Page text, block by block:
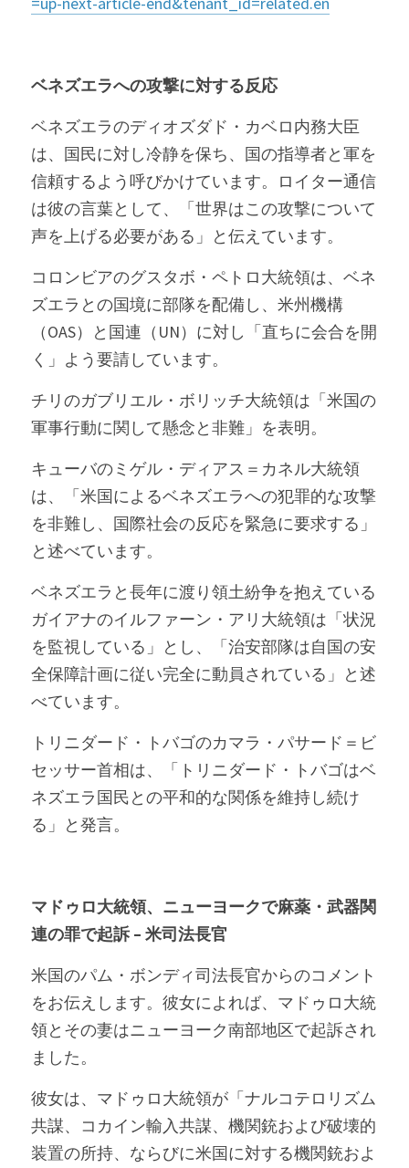
ベネズエラへの攻撃に対する反応
ベネズエラのディオズダド・カベロ内務大臣
は、国民に対し冷静を保ち、国の指導者と軍を
信頼するよう呼びかけています。ロイター通信
は彼の言葉として、「世界はこの攻撃について
声を上げる必要がある」と伝えています。
コロンビアのグスタボ・ペトロ大統領は、ベネ
ズエラとの国境に部隊を配備し、米州機構
（OAS）と国連（UN）に対し「直ちに会合を開
く」よう要請しています。
チリのガブリエル・ボリッチ大統領は「米国の
軍事行動に関して懸念と非難」を表明。
キューバのミゲル・ディアス＝カネル大統領
は、「米国によるベネズエラへの犯罪的な攻撃
を非難し、国際社会の反応を緊急に要求する」
と述べています。
ベネズエラと長年に渡り領土紛争を抱えている
ガイアナのイルファーン・アリ大統領は「状況
を監視している」とし、「治安部隊は自国の安
全保障計画に従い完全に動員されている」と述
べています。
トリニダード・トバゴのカマラ・パサード＝ビ
セッサー首相は、「トリニダード・トバゴはベ
ネズエラ国民との平和的な関係を維持し続け
る」と発言。
マドゥロ大統領、ニューヨークで麻薬・武器関
連の罪で起訴 – 米司法長官
米国のパム・ボンディ司法長官からのコメント
をお伝えします。彼女によれば、マドゥロ大統
領とその妻はニューヨーク南部地区で起訴され
ました。
彼女は、マドゥロ大統領が「ナルコテロリズム
共謀、コカイン輸入共謀、機関銃および破壊的
装置の所持、ならびに米国に対する機関銃およ